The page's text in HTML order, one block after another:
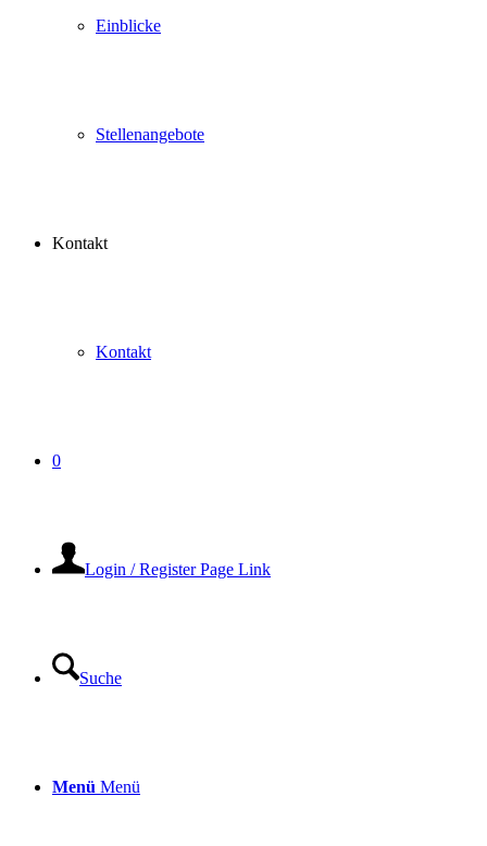
Einblicke
Stellenangebote
Kontakt
Kontakt
0
Login / Register Page Link
Suche
Menü Menü